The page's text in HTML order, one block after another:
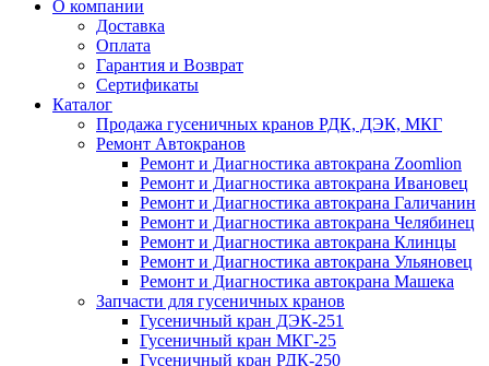
О компании
Доставка
Оплата
Гарантия и Возврат
Сертификаты
Каталог
Продажа гусеничных кранов РДК, ДЭК, МКГ
Ремонт Автокранов
Ремонт и Диагностика автокрана Zoomlion
Ремонт и Диагностика автокрана Ивановец
Ремонт и Диагностика автокрана Галичанин
Ремонт и Диагностика автокрана Челябинец
Ремонт и Диагностика автокрана Клинцы
Ремонт и Диагностика автокрана Ульяновец
Ремонт и Диагностика автокрана Машека
Запчасти для гусеничных кранов
Гусеничный кран ДЭК-251
Гусеничный кран МКГ-25
Гусеничный кран РДК-250